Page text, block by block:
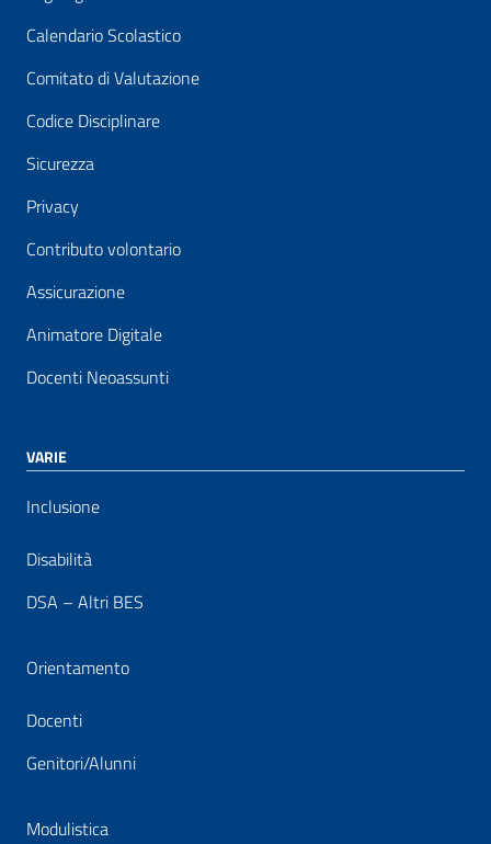
Calendario Scolastico
Comitato di Valutazione
Codice Disciplinare
Sicurezza
Privacy
Contributo volontario
Assicurazione
Animatore Digitale
Docenti Neoassunti
VARIE
Inclusione
Disabilità
DSA – Altri BES
Orientamento
Docenti
Genitori/Alunni
Modulistica